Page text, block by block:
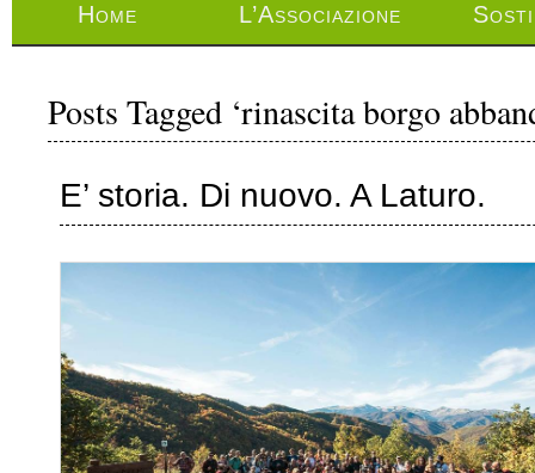
Home L’Associazione
Posts Tagged ‘rinascita borgo
E’ storia. Di nuovo. A Laturo.